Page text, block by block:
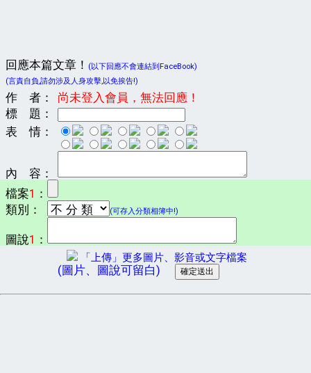
回應本篇文章！
(以下回應不會連結到FaceBook)
(言責自負,請勿涉及人身攻擊,以免挨告!)
作 者：
尚未登入會員，無法回應！
標 題：
表 情：
內 容：
檔案1 ：
類別：
(可存入分類相簿中!)
圖說1 ：
「上傳」更多圖片、影音或文字檔案
(圖片、圖說可留白)